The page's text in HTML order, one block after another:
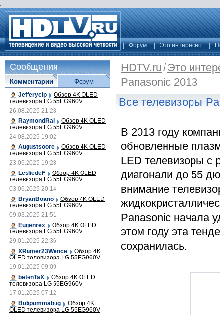
.
Форум Это интересно
HDTV.ru/Это
Panasonic 2013
Все телевизоры
В 2013 году
обновленные
LED телевизоры с
диагонали до 55
внимание
Panasonic начала
этом году эта
сохранилась.
Сообщения
Комментарии
Jefferycip Обзор 4K OLED
телевизора LG 55EG960V
26.08.2025 21:28
RaymondRal
Обзор 4K OLED
телевизора LG 55EG960V
24.08.2025 19:02
Augustsoore
Обзор 4K OLED
телевизора LG 55EG960V
23.06.2025 19:28
LesliedeF
Обзор 4K OLED
телевизора LG 55EG960V
03.06.2025 20:14
BryanBoano
Обзор 4K OLED
телевизора LG 55EG960V
09.03.2025 21:51
Eugenrex
Обзор 4K OLED
телевизора LG 55EG960V
29.01.2025 22:36
XRumer23Wence
Обзор 4K
OLED телевизора LG 55EG960V
19.01.2025 09:09
betenTaX
Обзор 4K OLED
телевизора LG 55EG960V
17.01.2025 07:12
Bubpummabug
Обзор 4K
OLED телевизора LG 55EG960V
Форум